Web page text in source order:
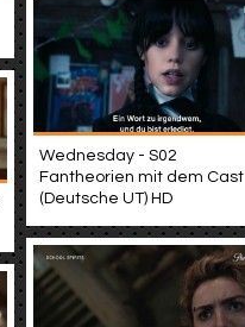
Wednesday - S02
Fantheorien mit dem Cast
(Deutsche UT) HD